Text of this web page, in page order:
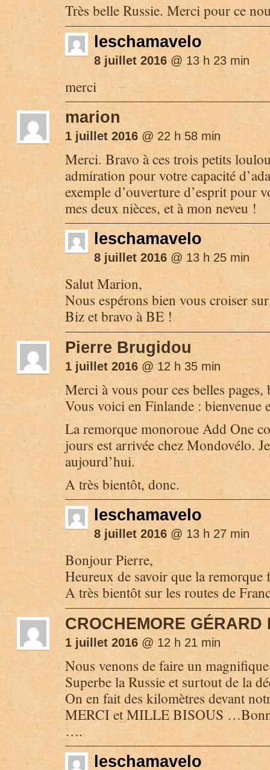
Très belle Russie. Merci pour ce
leschamavelo
8 juillet 2016 @ 13 h 23 min
merci
marion
1 juillet 2016@ 22 h 58 min
Merci. Bravo à ces trois petits
admiration pour votre capacité
exemple d’ouverture d’esprit pour
mes deux nièces, et à mon neveu !
leschamavelo
8 juillet 2016 @ 13 h 25 min
Salut Marion,
Nous espérons bien vous croiser
Biz et bravo à BE !
Pierre Brugidou
1 juillet 2016 @ 12 h 35 min
Merci à vous pour ces belles
Vous voici en Finlande : bienvenue
La remorque monoroue Add One
jours est arrivée chez Mondovélo.
aujourd’hui.
A très bientôt, donc.
leschamavelo
8 juillet 2016 @ 13 h 27 min
Bonjour Pierre,
Heureux de savoir que la remorque
A très bientôt sur les routes de
CROCHEMORE GÉRARD
1 juillet 2016 @ 12 h 21 min
Nous venons de faire un
Superbe la Russie et surtout de la
On en fait des kilomètres devant
MERCI et MILLE BISOUS
….
leschamavelo